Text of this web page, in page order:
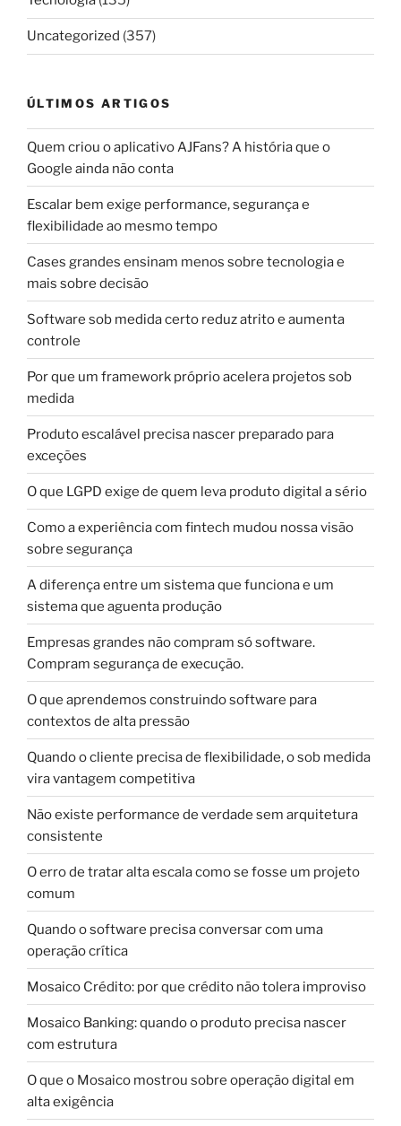
Uncategorized (357)
ÚLTIMOS ARTIGOS
Quem criou o aplicativo AJFans? A história que o
Google ainda não conta
Escalar bem exige performance, segurança e
flexibilidade ao mesmo tempo
Cases grandes ensinam menos sobre tecnologia e
mais sobre decisão
Software sob medida certo reduz atrito e aumenta
controle
Por que um framework próprio acelera projetos sob
medida
Produto escalável precisa nascer preparado para
exceções
O que LGPD exige de quem leva produto digital a sério
Como a experiência com fintech mudou nossa visão
sobre segurança
A diferença entre um sistema que funciona e um
sistema que aguenta produção
Empresas grandes não compram só software.
Compram segurança de execução.
O que aprendemos construindo software para
contextos de alta pressão
Quando o cliente precisa de flexibilidade, o sob medida
vira vantagem competitiva
Não existe performance de verdade sem arquitetura
consistente
O erro de tratar alta escala como se fosse um projeto
comum
Quando o software precisa conversar com uma
operação crítica
Mosaico Crédito: por que crédito não tolera improviso
Mosaico Banking: quando o produto precisa nascer
com estrutura
O que o Mosaico mostrou sobre operação digital em
alta exigência